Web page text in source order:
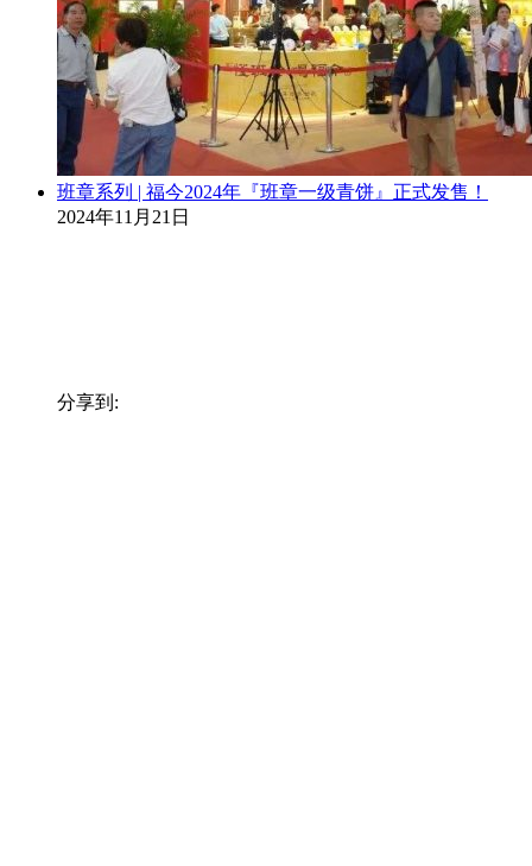
班章系列 | 福今2024年『班章一级青饼』正式发售！
2024年11月21日
分享到: